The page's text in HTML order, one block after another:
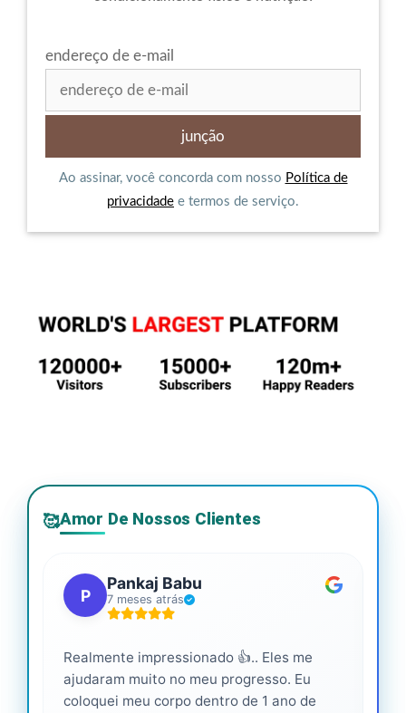
endereço de e-mail
Ao assinar, você concorda com nosso Política de
privacidade e termos de serviço.
🥰Amor De Nossos Clientes
P
Pankaj Babu
7 meses atrás
Realmente impressionado 👍.. Eles me
ajudaram muito no meu progresso. Eu
coloquei meu corpo dentro de 1 ano de